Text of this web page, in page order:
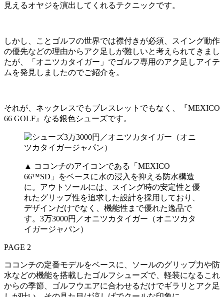
見えるオヤジを演出してくれるテクニックです。
しかし、ことゴルフの世界では襟付きが必須、スイング動作
の優先などの理由からアク足しが難しいと考えられてきまし
たが、「オニツカタイガー」でゴルフ専用のアク足しアイテ
ムを発見しましたのでご紹介を。
それが、ネックレスでもブレスレットでもなく、『MEXICO
66 GOLF』なる銀色シューズです。
▲ ココンチのアイコンである「MEXICO
66™SD」をベースに水の浸入を抑える防水構造
に。アウトソールには、スイング時の安定性と優
れたグリップ性を追求した設計を採用しており、
デザインだけでなく、機能性まで優れた逸品で
す。3万3000円／オニツカタイガー（オニツカタ
イガージャパン）
PAGE 2
ココンチの定番モデルをベースに、ソールのグリップ力や防
水などの機能を搭載したゴルフシューズで、軽装になるこれ
からの季節、ゴルフウエアに合わせるだけでギラリとアク足